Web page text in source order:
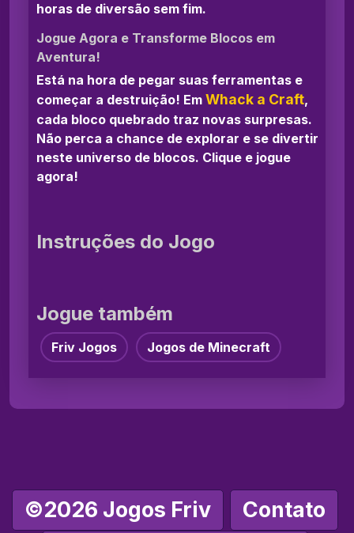
horas de diversão sem fim.
Jogue Agora e Transforme Blocos em
Aventura!
Está na hora de pegar suas ferramentas e
começar a destruição! Em Whack a Craft,
cada bloco quebrado traz novas surpresas.
Não perca a chance de explorar e se divertir
neste universo de blocos. Clique e jogue
agora!
Instruções do Jogo
Jogue também
Friv Jogos Jogos de Minecraft
©2026 Jogos Friv Contato